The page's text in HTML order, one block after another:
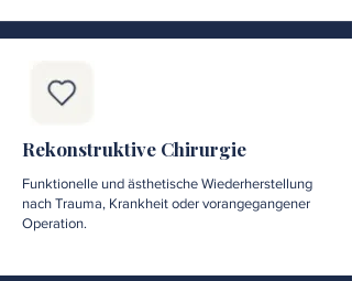
Rekonstruktive Chirurgie
Funktionelle und ästhetische Wiederherstellung
nach Trauma, Krankheit oder vorangegangener
Operation.